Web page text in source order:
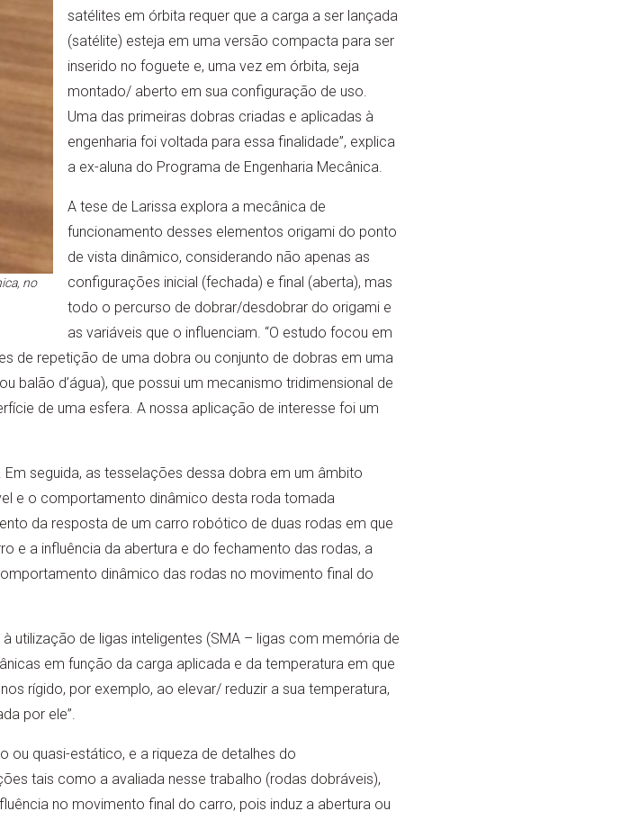
no
satélites em órbita requer que a carga a ser lançada
(satélite) esteja em uma versão compacta para ser
inserido no foguete e, uma vez em órbita, seja
montado/ aberto em sua configuração de uso.
Uma das primeiras dobras criadas e aplicadas à
engenharia foi voltada para essa finalidade”, explica
a ex-aluna do Programa de Engenharia Mecânica.
A tese de Larissa explora a mecânica de
funcionamento desses elementos origami do ponto
de vista dinâmico, considerando não apenas as
configurações inicial (fechada) e final (aberta), mas
todo o percurso de dobrar/desdobrar do origami e
as variáveis que o influenciam. “O estudo focou em
de repetição de uma dobra ou conjunto de dobras em uma
balão d’água), que possui um mecanismo tridimensional de
de uma esfera. A nossa aplicação de interesse foi um
seguida, as tesselações dessa dobra em um âmbito
e o comportamento dinâmico desta roda tomada
da resposta de um carro robótico de duas rodas em que
e a influência da abertura e do fechamento das rodas, a
dinâmico das rodas no movimento final do
utilização de ligas inteligentes (SMA – ligas com memória de
em função da carga aplicada e da temperatura em que
rígido, por exemplo, ao elevar/ reduzir a sua temperatura,
por ele”.
ou quasi-estático, e a riqueza de detalhes do
tais como a avaliada nesse trabalho (rodas dobráveis),
no movimento final do carro, pois induz a abertura ou